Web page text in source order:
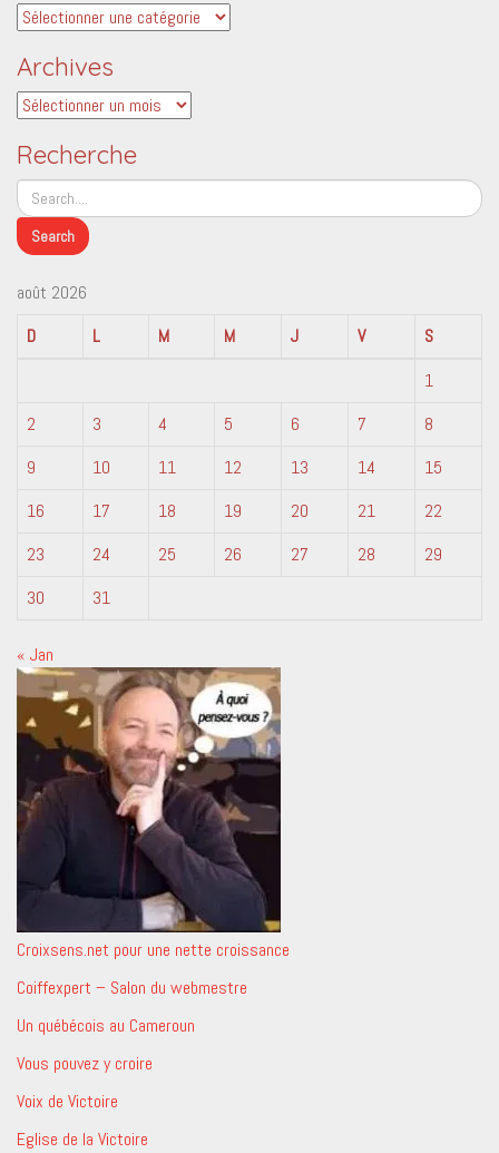
Catégories
Archives
Archives
Recherche
août 2026
D
L M M J V
S
1
2
3 4 5 6 7
8
9
10 11 12 13 14
15
16
17 18 19 20 21
22
23
24 25 26 27 28
29
30
31
« Jan
Croixsens.net pour une nette croissance
Coiffexpert – Salon du webmestre
Un québécois au Cameroun
Vous pouvez y croire
Voix de Victoire
Eglise de la Victoire